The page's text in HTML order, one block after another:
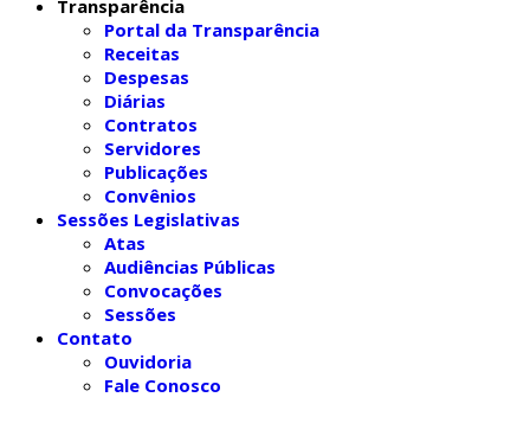
Transparência
Portal da Transparência
Receitas
Despesas
Diárias
Contratos
Servidores
Publicações
Convênios
Sessões Legislativas
Atas
Audiências Públicas
Convocações
Sessões
Contato
Ouvidoria
Fale Conosco